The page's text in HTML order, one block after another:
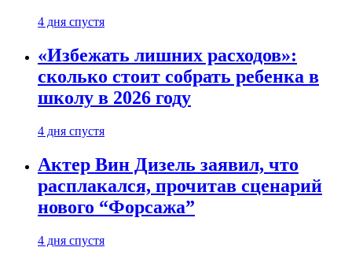
4 дня спустя
«Избежать лишних расходов»:
сколько стоит собрать ребенка в
школу в 2026 году
4 дня спустя
Актер Вин Дизель заявил, что
расплакался, прочитав сценарий
нового “Форсажа”
4 дня спустя